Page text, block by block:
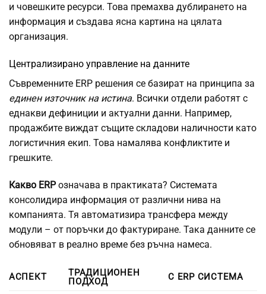
и човешките ресурси. Това премахва дублирането на
информация и създава ясна картина на цялата
организация.
Централизирано управление на данните
Съвременните ERP решения се базират на принципа за
единен източник на истина. Всички отдели работят с
еднакви дефиниции и актуални данни. Например,
продажбите виждат същите складови наличности като
логистичния екип. Това намалява конфликтите и
грешките.
Какво ERPозначава в практиката? Системата
консолидира информация от различни нива на
компанията. Тя автоматизира трансфера между
модули – от поръчки до фактуриране. Така данните се
обновяват в реално време без ръчна намеса.
АСПЕКТ
ТРАДИЦИОНЕН
ПОДХОД
С ERP СИСТЕМА